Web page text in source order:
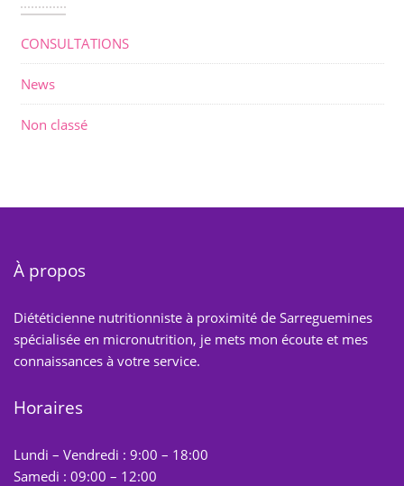
CONSULTATIONS
News
Non classé
À propos
Diététicienne nutritionniste à proximité de Sarreguemines
spécialisée en micronutrition, je mets mon écoute et mes
connaissances à votre service.
Horaires
Lundi – Vendredi : 9:00 – 18:00
Samedi : 09:00 – 12:00